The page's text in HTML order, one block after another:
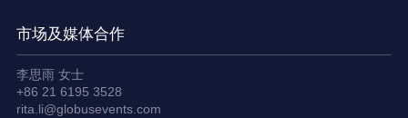
市场及媒体合作
李思雨 女士
+86 21 6195 3528
rita.li@globusevents.com